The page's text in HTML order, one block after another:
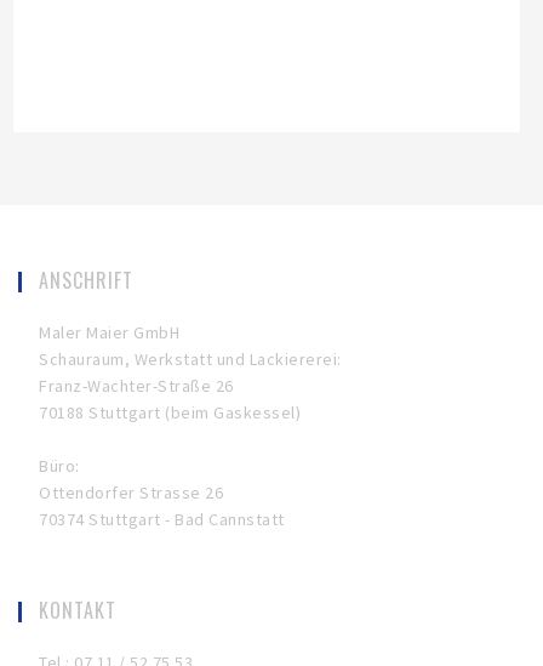
ANSCHRIFT
Maler Maier GmbH
Schauraum, Werkstatt und Lackiererei:
Franz-Wachter-Straße 26
70188 Stuttgart (beim Gaskessel)
Büro:
Ottendorfer Strasse 26
70374 Stuttgart - Bad Cannstatt
KONTAKT